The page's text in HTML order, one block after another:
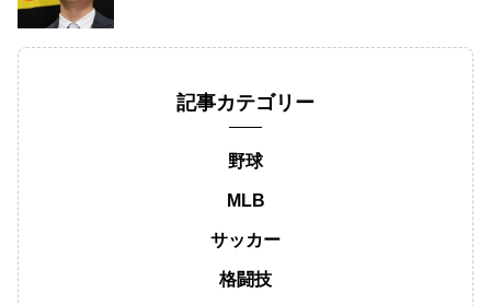
記事カテゴリー
野球
MLB
サッカー
格闘技